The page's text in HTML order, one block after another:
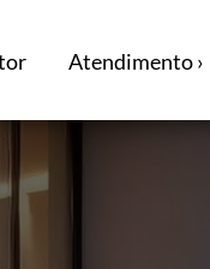
Atendimento ›